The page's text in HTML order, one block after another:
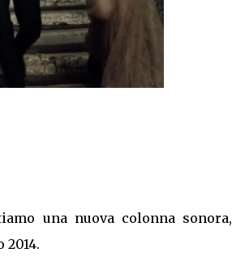
una nuova colonna sonora,